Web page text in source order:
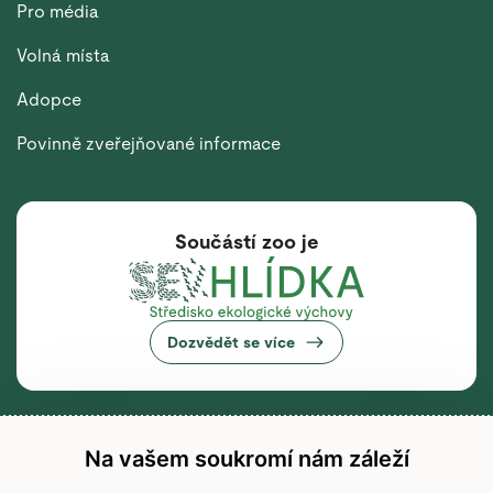
Pro média
Volná místa
Adopce
Povinně zveřejňované informace
Součástí zoo je
Dozvědět se více
Na vašem soukromí nám záleží